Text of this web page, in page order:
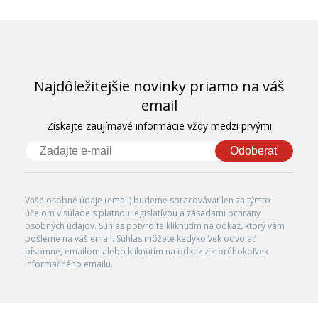
Najdôležitejšie novinky priamo na váš
email
Získajte zaujímavé informácie vždy medzi prvými
Odoberať
Vaše osobné údaje (email) budeme spracovávať len za týmto
účelom v súlade s platnou legislatívou a zásadami ochrany
osobných údajov. Súhlas potvrdíte kliknutím na odkaz, ktorý vám
pošleme na váš email. Súhlas môžete kedykoľvek odvolať
písomne, emailom alebo kliknutím na odkaz z ktoréhokoľvek
informačného emailu.